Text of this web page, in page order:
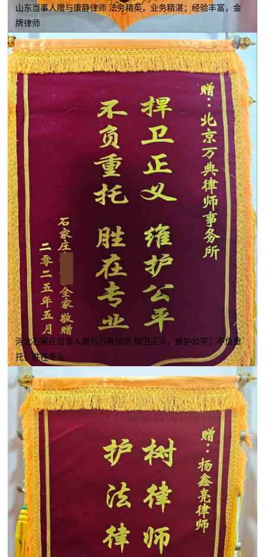
山东当事人赠与康静律师 法务精英，业务精湛；经验丰富，金
牌律师
河北石家庄当事人赠与万典律所 捍卫正义，维护公平；不负重
托，胜在专业